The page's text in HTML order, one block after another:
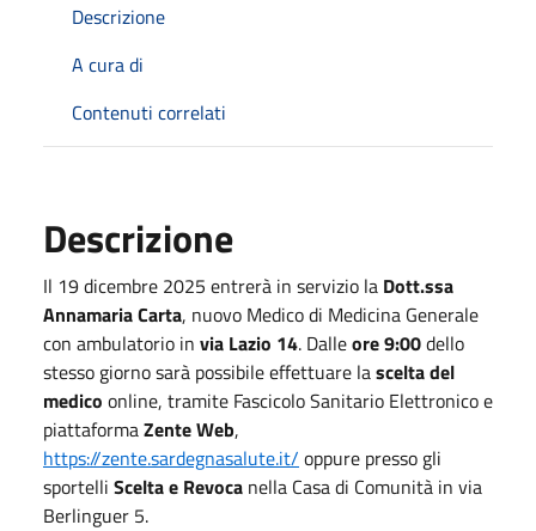
Descrizione
A cura di
Contenuti correlati
Descrizione
Il 19 dicembre 2025 entrerà in servizio la Dott.ssa
Annamaria Carta, nuovo Medico di Medicina Generale
con ambulatorio in via Lazio 14. Dalleore 9:00dello
stesso giorno sarà possibile effettuare lascelta del
medico online, tramite Fascicolo Sanitario Elettronico e
piattaformaZente Web,
https://zente.sardegnasalute.it/ oppure presso gli
sportelli Scelta e Revoca nella Casa di Comunità in via
Berlinguer 5.